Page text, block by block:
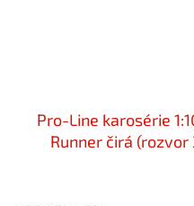
Pro-Line karosérie
Runner čirá (rozvor